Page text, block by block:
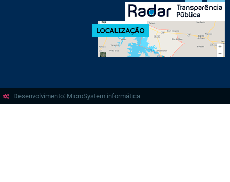
Desenvolvimento: MicroSystem informática